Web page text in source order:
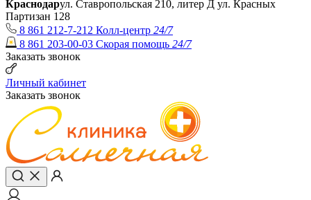
Краснодарул. Ставропольская 210, литер Д ул. Красных
Партизан 128
8 861 212-7-212 Колл-центр 24/7
8 861 203-00-03 Скорая помощь 24/7
Заказать звонок
Личный кабинет
Заказать звонок